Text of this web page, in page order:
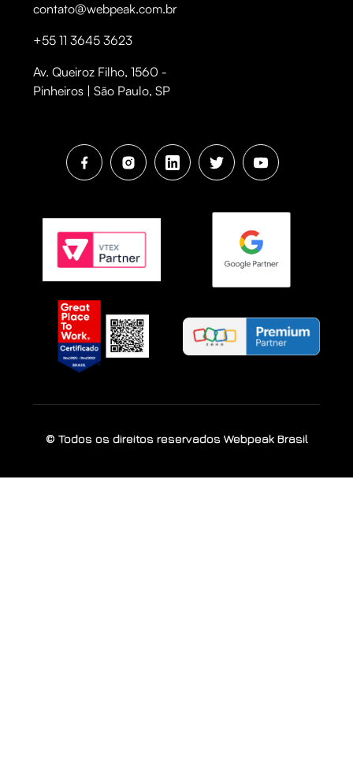
contato@webpeak.com.br
+55 11 3645 3623
Av. Queiroz Filho, 1560 -
Pinheiros | São Paulo, SP
© Todos os direitos reservados Webpeak Brasil